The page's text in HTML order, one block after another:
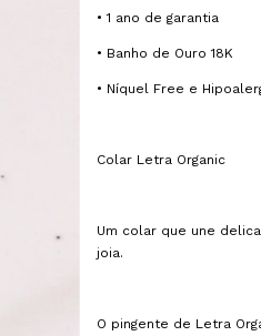
• 1 ano de garantia
• Banho de Ouro 18K
• Níquel Free e
Colar Letra Organic
Um colar que une
joia.
O pingente de Letra